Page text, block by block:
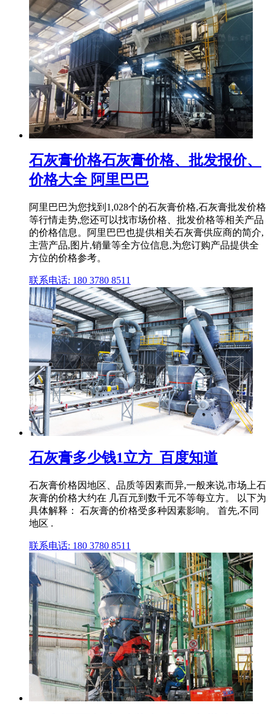
石灰膏价格石灰膏价格、批发报价、
价格大全 阿里巴巴
阿里巴巴为您找到1,028个的石灰膏价格,石灰膏批发价格
等行情走势,您还可以找市场价格、批发价格等相关产品
的价格信息。阿里巴巴也提供相关石灰膏供应商的简介,
主营产品,图片,销量等全方位信息,为您订购产品提供全
方位的价格参考。
联系电话: 180 3780 8511
石灰膏多少钱1立方_百度知道
石灰膏价格因地区、品质等因素而异,一般来说,市场上石
灰膏的价格大约在 几百元到数千元不等每立方。 以下为
具体解释： 石灰膏的价格受多种因素影响。 首先,不同
地区 .
联系电话: 180 3780 8511